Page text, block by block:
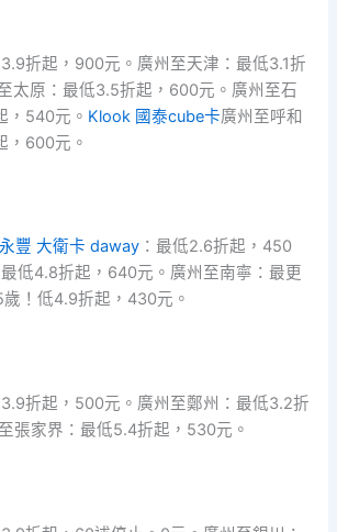
折起，900元。廣州至天津：最低3.1折
太原：最低3.5折起，600元。廣州至石
，540元。 Klook 國泰cube卡廣州至呼和
，600元。
豐 大衛卡 daway ：最低2.6折起，450
低4.8折起，640元。廣州至南寧：最更
！低4.9折起，430元。
折起，500元。廣州至鄭州：最低3.2折
張家界：最低5.4折起，530元。